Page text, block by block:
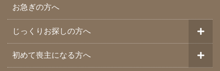
お急ぎの方へ
じっくりお探しの方へ
初めて喪主になる方へ